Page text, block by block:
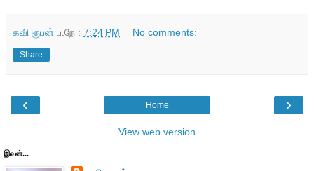
கவி ரூபன் ப.நே : 7:24 PM No comments:
Share
‹ ›
Home
View web version
இவன்...